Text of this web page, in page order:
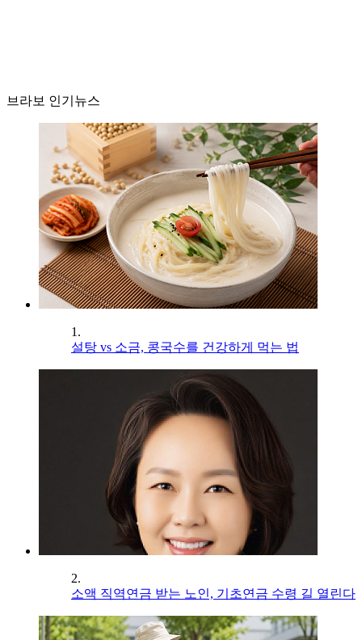
브라보 인기뉴스
1.
설탕 vs 소금, 콩국수를 건강하게 먹는 법
2.
소액 직역연금 받는 노인, 기초연금 수령 길 열린다